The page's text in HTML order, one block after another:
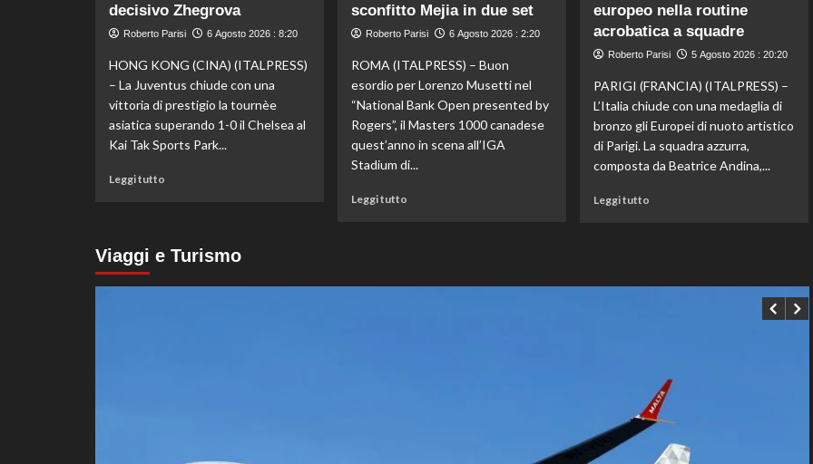
ottavi
Masters
1000
Montreal,
Shang
battuto
in
set
plein
agli
Europei
tuffi,
il
quinto
oro
nel
(Siga)
“La
del
passa
da
governance
e
trasparenza”
decisivo Zhegrova
Roberto Parisi 6 Agosto 2026 : 8:20
HONG KONG (CINA) (ITALPRESS)
– La Juventus chiude con una
vittoria di prestigio la tournèe
asiatica superando 1-0 il Chelsea al
Kai Tak Sports Park...
Leggi tuttoLeggi
Juventus
sconfitto Mejia in due set
Roberto Parisi 6 Agosto 2026 : 2:20
ROMA (ITALPRESS) – Buon
esordio per Lorenzo Musetti nel
“National Bank Open presented by
Rogers”, il Masters 1000 canadese
quest’anno in scena all’IGA
Stadium di...
Leggi tuttoLeggi
europeo nella routine
acrobatica a squadre
Roberto Parisi 5 Agosto 2026 : 20:20
PARIGI (FRANCIA) (ITALPRESS) –
L’Italia chiude con una medaglia di
bronzo gli Europei di nuoto artistico
di Parigi. La squadra azzurra,
composta da Beatrice Andina,...
Leggi tutto
artistico,
nella
routine
acrobatica
squadre
Viaggi e Turismo